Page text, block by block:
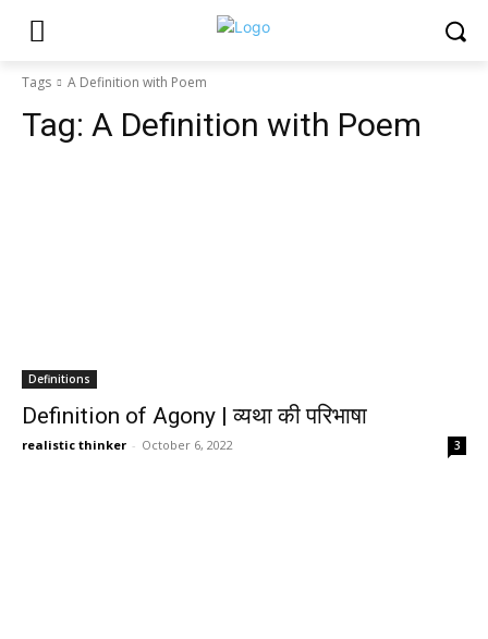
Tags A Definition with Poem
Tag: A Definition with Poem
Definitions
Definition of Agony | व्यथा की परिभाषा
realistic thinker - October 6, 2022 3